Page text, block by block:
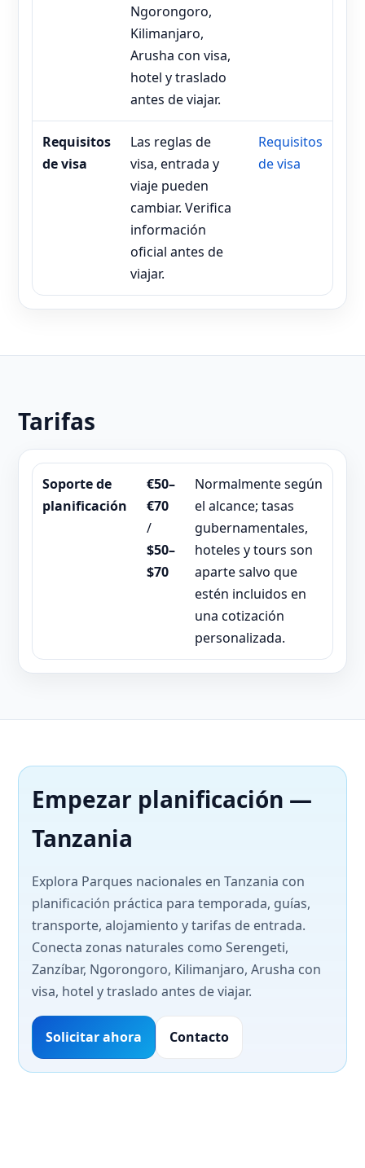
Ngorongoro,
Kilimanjaro,
Arusha con visa,
hotel y traslado
antes de viajar.
Requisitos
de visa
Las reglas de
visa, entrada y
viaje pueden
cambiar. Verifica
información
oficial antes de
viajar.
Requisitos
de visa
Tarifas
Soporte de
planificación
€50–
€70
/
$50–
$70
Normalmente según
el alcance; tasas
gubernamentales,
hoteles y tours son
aparte salvo que
estén incluidos en
una cotización
personalizada.
Empezar planificación —
Tanzania
Explora Parques nacionales en Tanzania con
planificación práctica para temporada, guías,
transporte, alojamiento y tarifas de entrada.
Conecta zonas naturales como Serengeti,
Zanzíbar, Ngorongoro, Kilimanjaro, Arusha con
visa, hotel y traslado antes de viajar.
Solicitar ahora Contacto